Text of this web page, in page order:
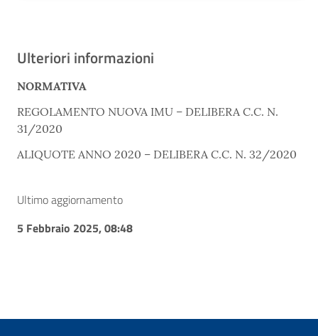
Ulteriori informazioni
NORMATIVA
REGOLAMENTO NUOVA IMU – DELIBERA C.C. N.
31/2020
ALIQUOTE ANNO 2020 – DELIBERA C.C. N. 32/2020
Ultimo aggiornamento
5 Febbraio 2025, 08:48